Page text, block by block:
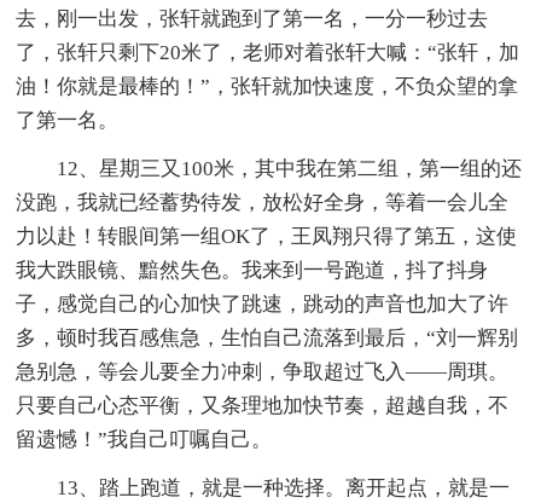
去，刚一出发，张轩就跑到了第一名，一分一秒过去
了，张轩只剩下20米了，老师对着张轩大喊：“张轩，加
油！你就是最棒的！”，张轩就加快速度，不负众望的拿
了第一名。
12、星期三又100米，其中我在第二组，第一组的还
没跑，我就已经蓄势待发，放松好全身，等着一会儿全
力以赴！转眼间第一组OK了，王凤翔只得了第五，这使
我大跌眼镜、黯然失色。我来到一号跑道，抖了抖身
子，感觉自己的心加快了跳速，跳动的声音也加大了许
多，顿时我百感焦急，生怕自己流落到最后，“刘一辉别
急别急，等会儿要全力冲刺，争取超过飞入——周琪。
只要自己心态平衡，又条理地加快节奏，超越自我，不
留遗憾！”我自己叮嘱自己。
13、踏上跑道，就是一种选择。离开起点，就是一